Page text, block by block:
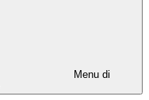
Menu di